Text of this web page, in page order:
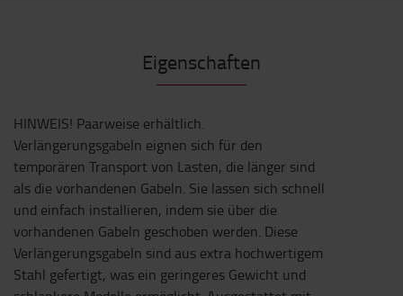
Eigenschaften
HINWEIS! Paarweise erhältlich.
Verlängerungsgabeln eignen sich für den
temporären Transport von Lasten, die länger sind
als die vorhandenen Gabeln. Sie lassen sich schnell
und einfach installieren, indem sie über die
vorhandenen Gabeln geschoben werden. Diese
Verlängerungsgabeln sind aus extra hochwertigem
Stahl gefertigt, was ein geringeres Gewicht und